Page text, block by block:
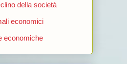
della società
economici
economiche